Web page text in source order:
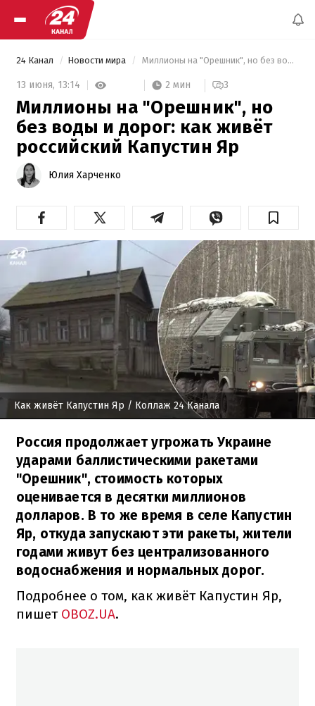
24 Канал Новости мира Миллионы на "Орешник", но без воды и дорог: как живёт российский Капустин Яр
13 июня, 13:14 2 мин 3
Миллионы на "Орешник", но
без воды и дорог: как живёт
российский Капустин Яр
Юлия Харченко
Как живёт Капустин Яр / Коллаж 24 Канала
Россия продолжает угрожать Украине
ударами баллистическими ракетами
"Орешник", стоимость которых
оценивается в десятки миллионов
долларов. В то же время в селе Капустин
Яр, откуда запускают эти ракеты, жители
годами живут без централизованного
водоснабжения и нормальных дорог.
Подробнее о том, как живёт Капустин Яр,
пишет OBOZ.UA.